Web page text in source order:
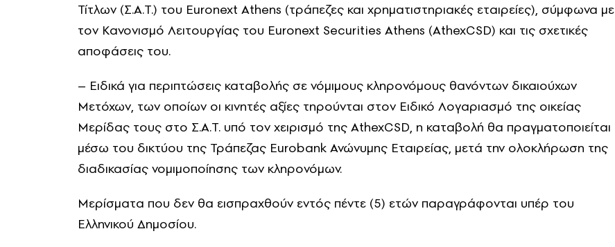
Τίτλων (Σ.Α.Τ.) του Euronext Athens (τράπεζες και χρηματιστηριακές εταιρείες), σύμφωνα με
τον Κανονισμό Λειτουργίας του Euronext Securities Athens (AthexCSD) και τις σχετικές
αποφάσεις του.
– Ειδικά για περιπτώσεις καταβολής σε νόμιμους κληρονόμους θανόντων δικαιούχων
Μετόχων, των οποίων οι κινητές αξίες τηρούνται στον Ειδικό Λογαριασμό της οικείας
Μερίδας τους στο Σ.Α.Τ. υπό τον χειρισμό της AthexCSD, η καταβολή θα πραγματοποιείται
μέσω του δικτύου της Τράπεζας Eurobank Ανώνυμης Εταιρείας, μετά την ολοκλήρωση της
διαδικασίας νομιμοποίησης των κληρονόμων.
Μερίσματα που δεν θα εισπραχθούν εντός πέντε (5) ετών παραγράφονται υπέρ του
Ελληνικού Δημοσίου.